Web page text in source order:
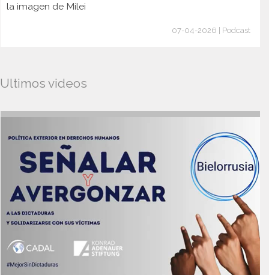
la imagen de Milei
07-04-2026 | Podcast
Ultimos videos